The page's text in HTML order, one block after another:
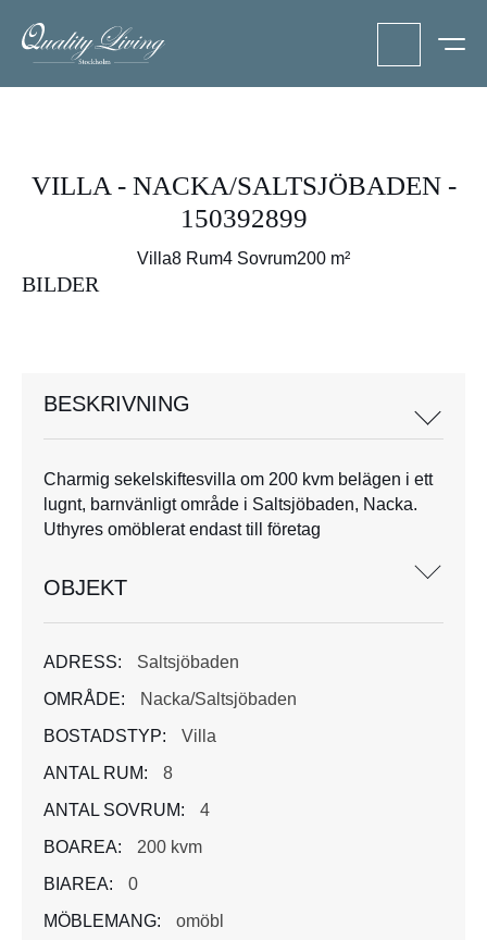
VILLA - NACKA/SALTSJÖBADEN -
150392899
Villa8 Rum4 Sovrum200 m²
BILDER
BESKRIVNING
Charmig sekelskiftesvilla om 200 kvm belägen i ett
lugnt, barnvänligt område i Saltsjöbaden, Nacka.
Uthyres omöblerat endast till företag
OBJEKT
ADRESS:
Saltsjöbaden
OMRÅDE:
Nacka/Saltsjöbaden
BOSTADSTYP:
Villa
ANTAL RUM:
8
ANTAL SOVRUM:
4
BOAREA:
200 kvm
BIAREA:
0
MÖBLEMANG:
omöbl